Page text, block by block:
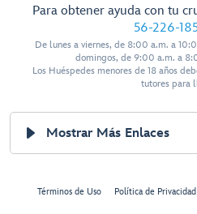
Para obtener ayuda con tu
56-226-
De lunes a viernes, de 8:00 a.m. a
domingos, de 9:00 a.m. a
Los Huéspedes menores de 18 años
tutores para
Mostrar Más Enlaces
Términos de Uso Política de Privacidad